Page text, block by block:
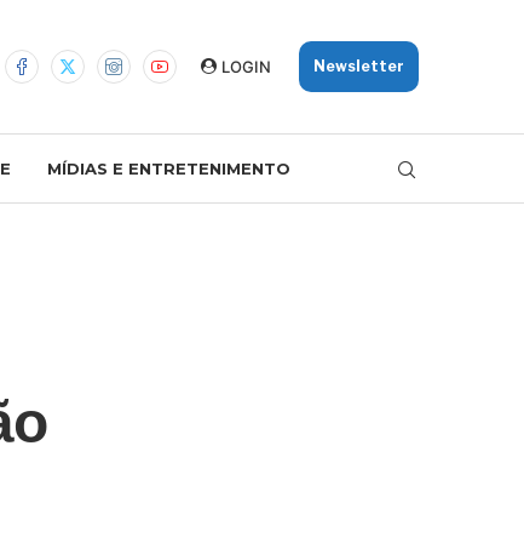
LOGIN Newsletter
MÍDIAS E ENTRETENIMENTO